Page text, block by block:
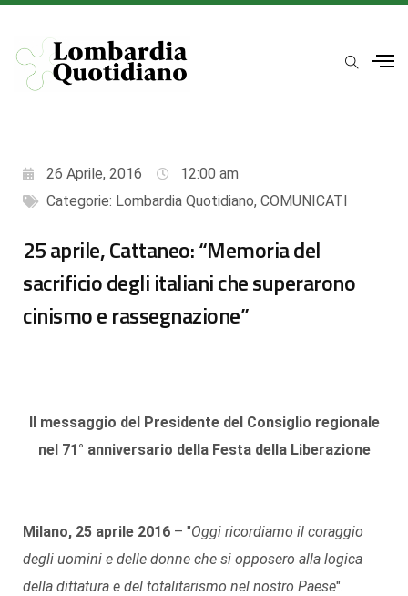
26 Aprile, 2016
12:00 am
Categorie: Lombardia Quotidiano, COMUNICATI
25 aprile, Cattaneo: “Memoria del
sacrificio degli italiani che superarono
cinismo e rassegnazione”
Il messaggio del Presidente del Consiglio regionale
nel 71° anniversario della Festa della Liberazione
Milano, 25 aprile 2016 – "Oggi ricordiamo il coraggio
degli uomini e delle donne che si opposero alla logica
della dittatura e del totalitarismo nel nostro Paese".